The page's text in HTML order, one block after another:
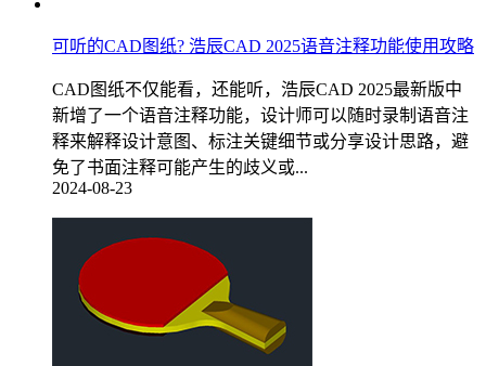
可听的CAD图纸? 浩辰CAD 2025语音注释功能使用攻略
CAD图纸不仅能看，还能听，浩辰CAD 2025最新版中
新增了一个语音注释功能，设计师可以随时录制语音注
释来解释设计意图、标注关键细节或分享设计思路，避
免了书面注释可能产生的歧义或...
2024-08-23